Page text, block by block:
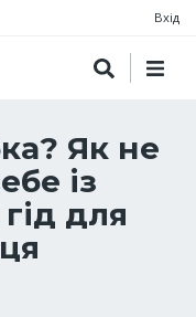
Вхід
Як не
із
для